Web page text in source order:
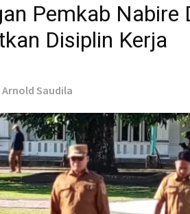
Pemkab Nabire
Disiplin Kerja
Saudila